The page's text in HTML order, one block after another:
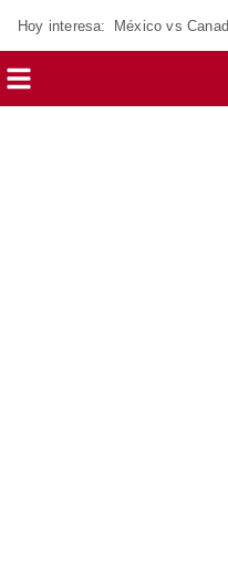
Hoy interesa: México vs